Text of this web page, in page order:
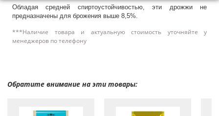
Обладая средней спиртоустойчивостью, эти дрожжи не
предназначены для брожения выше 8,5%.
***Наличие товара и актуальную стоимость уточняйте у
менеджеров по телефону
Обратите внимание на эти товары: